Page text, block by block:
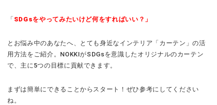
「 SDGsをやってみたいけど何をすればいい？」
とお悩み中のあなたへ、とても身近なインテリア「カーテン」の活
用方法をご紹介。NOKKIがSDGsを意識したオリジナルのカーテン
で、主に5つの目標に貢献できます。
まずは簡単にできることからスタート！ぜひ参考にしてください
ね。